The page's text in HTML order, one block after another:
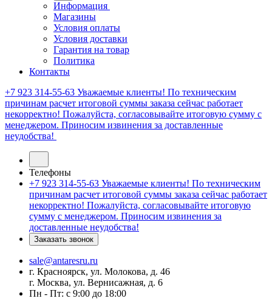
Информация
Магазины
Условия оплаты
Условия доставки
Гарантия на товар
Политика
Контакты
+7 923 314-55-63 Уважаемые клиенты! По техническим
причинам расчет итоговой суммы заказа сейчас работает
некорректно! Пожалуйста, согласовывайте итоговую сумму с
менеджером. Приносим извинения за доставленные
неудобства!
Телефоны
+7 923 314-55-63 Уважаемые клиенты! По техническим
причинам расчет итоговой суммы заказа сейчас работает
некорректно! Пожалуйста, согласовывайте итоговую
сумму с менеджером. Приносим извинения за
доставленные неудобства!
Заказать звонок
sale@antaresru.ru
г. Красноярск, ул. Молокова, д. 46
г. Москва, ул. Вернисажная, д. 6
Пн - Пт: с 9:00 до 18:00